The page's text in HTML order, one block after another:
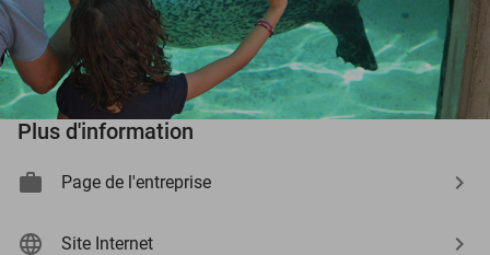
Plus d'information
Page de l'entreprise
Site Internet